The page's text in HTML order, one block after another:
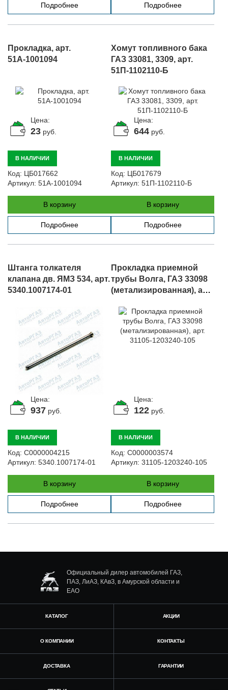
Подробнее Подробнее
Прокладка, арт.
51А-1001094
Цена:
23 руб.
В НАЛИЧИИ
Код: ЦБ017662
Артикул: 51А-1001094
В корзину
Подробнее
Хомут топливного бака
ГАЗ 33081, 3309, арт.
51П-1102110-Б
Цена:
644 руб.
В НАЛИЧИИ
Код: ЦБ017679
Артикул: 51П-1102110-Б
В корзину
Подробнее
Штанга толкателя
клапана дв. ЯМЗ 534, арт.
5340.1007174-01
Цена:
937 руб.
В НАЛИЧИИ
Код: С0000004215
Артикул: 5340.1007174-01
В корзину
Подробнее
Прокладка приемной
трубы Волга, ГАЗ 33098
(метализированная), арт.
Цена:
122 руб.
В НАЛИЧИИ
Код: С0000003574
Артикул: 31105-1203240-105
В корзину
Подробнее
Официальный дилер автомобилей ГАЗ,
ПАЗ, ЛиАЗ, КАвЗ, в Амурской области и
ЕАО
КАТАЛОГ АКЦИИ
О КОМПАНИИ КОНТАКТЫ
ДОСТАВКА ГАРАНТИИ